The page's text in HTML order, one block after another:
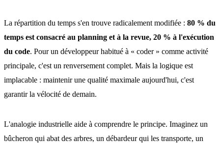
La répartition du temps s'en trouve radicalement modifiée : 80 % du
temps est consacré au planning et à la revue, 20 % à l'exécution
du code. Pour un développeur habitué à « coder » comme activité
principale, c'est un renversement complet. Mais la logique est
implacable : maintenir une qualité maximale aujourd'hui, c'est
garantir la vélocité de demain.
L'analogie industrielle aide à comprendre le principe. Imaginez un
bûcheron qui abat des arbres, un débardeur qui les transporte, un